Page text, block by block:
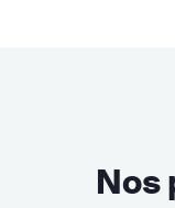
Nos